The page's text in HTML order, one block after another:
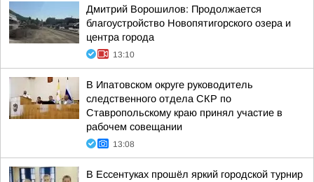
Дмитрий Ворошилов: Продолжается
благоустройство Новопятигорского озера и
центра города
13:10
В Ипатовском округе руководитель
следственного отдела СКР по
Ставропольскому краю принял участие в
рабочем совещании
13:08
В Ессентуках прошёл яркий городской турнир